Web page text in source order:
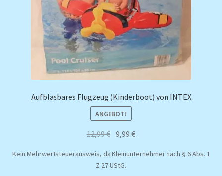
Aufblasbares Flugzeug (Kinderboot) von INTEX
ANGEBOT!
12,99€ Ursprünglicher
war:
12,99 €
9,99€Aktueller
ist:
Kein Mehrwertsteuerausweis, da Kleinunternehmer nach § 6 Abs. 1
Z 27 UStG.